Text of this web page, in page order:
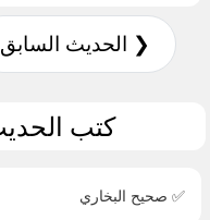
❮ الحديث السابق
كتب
✅ صحيح البخاري